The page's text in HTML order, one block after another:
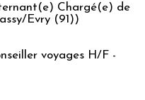
Chargé(e) de
Evry (91))
voyages H/F -